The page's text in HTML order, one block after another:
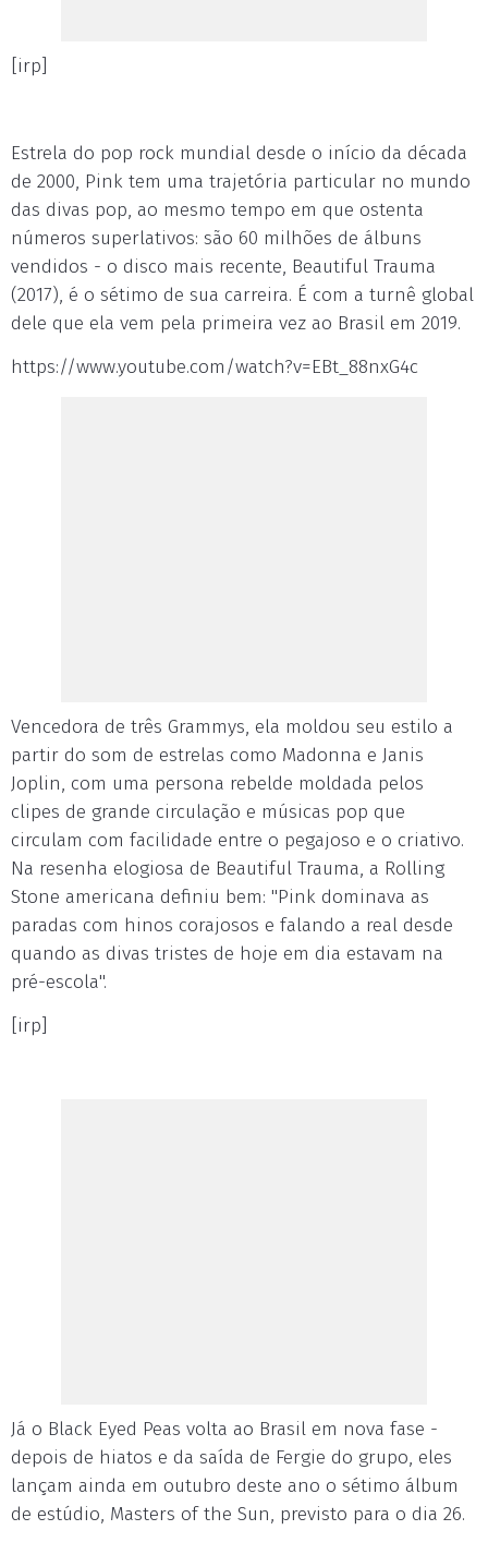
[irp]
Estrela do pop rock mundial desde o início da década
de 2000, Pink tem uma trajetória particular no mundo
das divas pop, ao mesmo tempo em que ostenta
números superlativos: são 60 milhões de álbuns
vendidos - o disco mais recente, Beautiful Trauma
(2017), é o sétimo de sua carreira. É com a turnê global
dele que ela vem pela primeira vez ao Brasil em 2019.
https://www.youtube.com/watch?v=EBt_88nxG4c
Vencedora de três Grammys, ela moldou seu estilo a
partir do som de estrelas como Madonna e Janis
Joplin, com uma persona rebelde moldada pelos
clipes de grande circulação e músicas pop que
circulam com facilidade entre o pegajoso e o criativo.
Na resenha elogiosa de Beautiful Trauma, a Rolling
Stone americana definiu bem: "Pink dominava as
paradas com hinos corajosos e falando a real desde
quando as divas tristes de hoje em dia estavam na
pré-escola".
[irp]
Já o Black Eyed Peas volta ao Brasil em nova fase -
depois de hiatos e da saída de Fergie do grupo, eles
lançam ainda em outubro deste ano o sétimo álbum
de estúdio, Masters of the Sun, previsto para o dia 26.